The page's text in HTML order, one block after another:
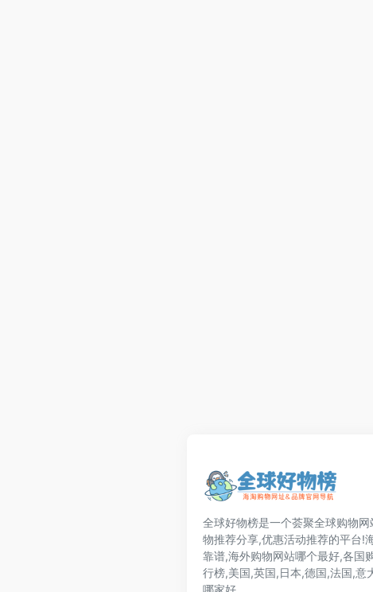
全球好物榜是一个荟聚全球购物
物推荐分享,优惠活动推荐的平台!
靠谱,海外购物网站哪个最好,各国
行榜,美国,英国,日本,德国,法国,意
哪家好.